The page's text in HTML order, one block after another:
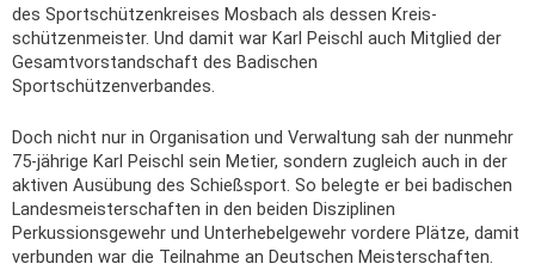
des Sportschützenkreises Mosbach als dessen Kreis-
schützenmeister. Und damit war Karl Peischl auch Mitglied der
Gesamtvorstandschaft des Badischen
Sportschützenverbandes.
Doch nicht nur in Organisation und Verwaltung sah der nunmehr
75-jährige Karl Peischl sein Metier, sondern zugleich auch in der
aktiven Ausübung des Schießsport. So belegte er bei badischen
Landesmeisterschaften in den beiden Disziplinen
Perkussionsgewehr und Unterhebelgewehr vordere Plätze, damit
verbunden war die Teilnahme an Deutschen Meisterschaften.